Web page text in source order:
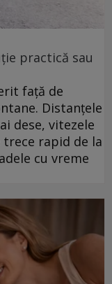
practică sau
față de
Distanțele
dese, vitezele
rapid de la
cu vreme